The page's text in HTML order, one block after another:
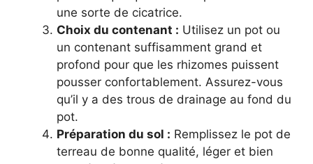
une sorte de cicatrice.
Choix du contenant : Utilisez un pot ou
un contenant suffisamment grand et
profond pour que les rhizomes puissent
pousser confortablement. Assurez-vous
qu’il y a des trous de drainage au fond du
pot.
Préparation du sol : Remplissez le pot de
terreau de bonne qualité, léger et bien